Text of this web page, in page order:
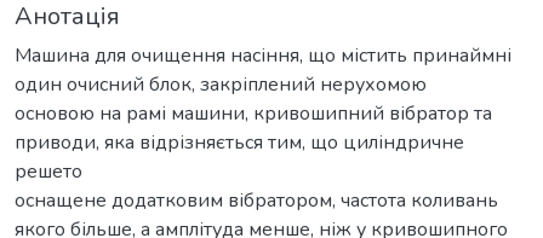
Анотація
Машина для очищення насіння, що містить принаймні
один очисний блок, закріплений нерухомою
основою на рамі машини, кривошипний вібратор та
приводи, яка відрізняється тим, що циліндричне
решето
оснащене додатковим вібратором, частота коливань
якого більше, а амплітуда менше, ніж у кривошипного